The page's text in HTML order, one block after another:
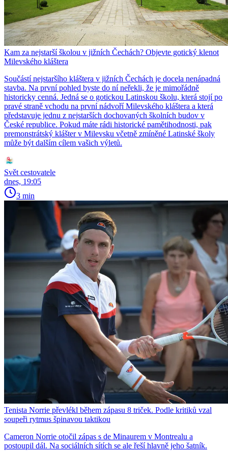
Kam za nejstarší školou v jižních Čechách? Objevte gotický klenot
Milevského kláštera
Součástí nejstaršího kláštera v jižních Čechách je docela nenápadná
stavba. Na první pohled byste do ní neřekli, že je mimořádně
historicky cenná. Jedná se o gotickou Latinskou školu, která stojí po
pravé straně vchodu na první nádvoří Milevského kláštera a která
představuje jednu z nejstarších dochovaných školních budov v
České republice. Pokud máte rádi historické pamětihodnosti, pak
premonstrátský klášter v Milevsku včetně zmíněné Latinské školy
může být dalším cílem vašich výletů.
Svět cestovatele
dnes, 19:05
3 min
Tenista Norrie převlékl během zápasu 8 triček. Podle kritiků vzal
soupeři rytmus špinavou taktikou
Cameron Norrie otočil zápas s de Minaurem v Montrealu a
postoupil dál. Na sociálních sítích se ale řeší hlavně jeho šatník.